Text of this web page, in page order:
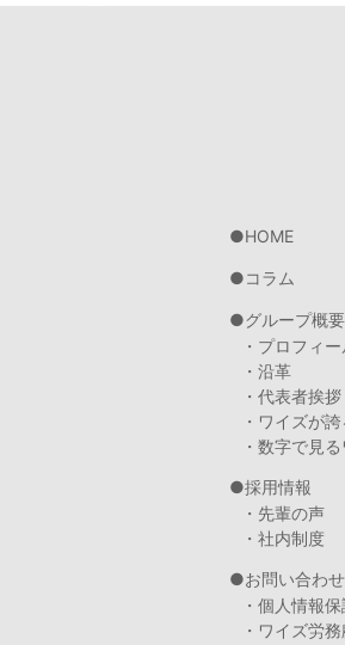
HOME
コラム
グループ概要
・プロフィ
・沿革
・代表者挨拶
・ワイズが
・数字で見
採用情報
・先輩の声
・社内制度
お問い合わせ
・個人情報
・ワイズ労